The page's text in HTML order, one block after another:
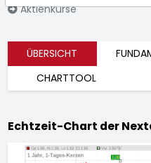
Aktienkurse
ÜBERSICHT
CHARTTOOL
Echtzeit-Chart der